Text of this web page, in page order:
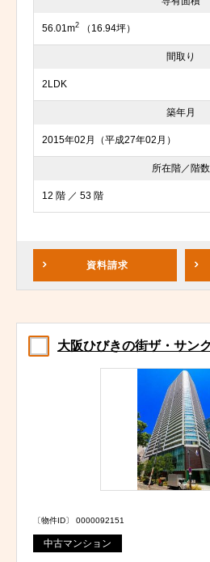
56.01m2 （16.94坪）
間取り
2LDK
築年月
2015年02月（平成27年02月）
所在階／階数
12 階 ／ 53 階
資料請求
大阪ひびきの街ザ・サン
〔物件ID〕 0000092151
中古マンション